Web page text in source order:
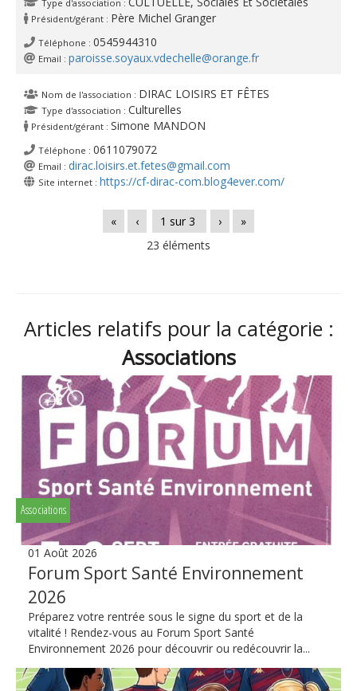
Type d'association :
Président/gérant : Père Michel Granger
Téléphone : 0545944310
Email : paroisse.soyaux.vdechelle@orange.fr
Nom de l'association : DIRAC LOISIRS ET FÊTES
Type d'association : Culturelles
Président/gérant : Simone MANDON
Téléphone : 0611079072
Email : dirac.loisirs.et.fetes@gmail.com
Site internet : https://cf-dirac-com.blog4ever.com/
« ‹ 1 sur 3 ›
»
23 éléments
Articles relatifs pour la catégorie :
Associations
Associations
01 Août 2026
Forum Sport Santé Environnement
2026
Préparez votre rentrée sous le signe du sport et de la
vitalité ! Rendez-vous au Forum Sport Santé
Environnement 2026 pour découvrir ou redécouvrir la...